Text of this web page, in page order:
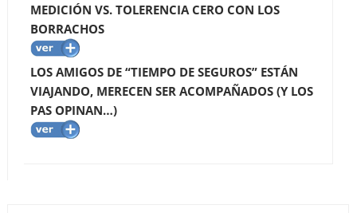
MEDICIÓN VS. TOLERENCIA CERO CON LOS
BORRACHOS
LOS AMIGOS DE “TIEMPO DE SEGUROS” ESTÁN
VIAJANDO, MERECEN SER ACOMPAÑADOS (Y LOS
PAS OPINAN…)